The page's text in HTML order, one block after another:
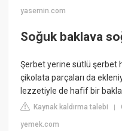
yasemin.com
Soğuk baklava
Şerbet yerine sütlü şerbet
çikolata parçaları da
lezzetiyle de hafif bir
Kaynak kaldırma talebi |
yemek.com